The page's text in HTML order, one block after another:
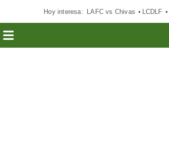
Hoy interesa: LAFC vs Chivas LCDLF